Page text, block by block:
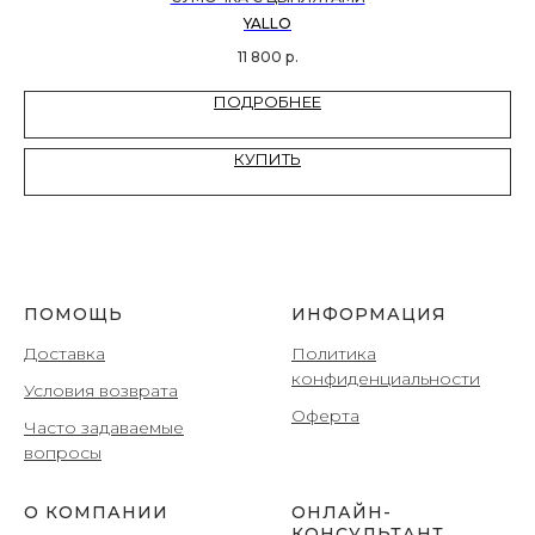
YALLO
11 800 р.
ПОДРОБНЕЕ
КУПИТЬ
ПОМОЩЬ
Доставка
Условия возврата
Часто задаваемые
вопросы
ИНФОРМАЦИЯ
Политика
конфиденциальности
Оферта
О КОМПАНИИ
ОНЛАЙН-